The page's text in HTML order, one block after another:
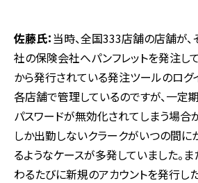
佐藤氏：当時、全国333店舗の店舗が
社の保険会社へパンフレットを発注し
から発行されている発注ツールのログ
各店舗で管理しているのですが、一定
パスワードが無効化されてしまう場合
しか出勤しないクラークがいつの間に
るようなケースが多発していました。ま
わるたびに新規のアカウントを発行し